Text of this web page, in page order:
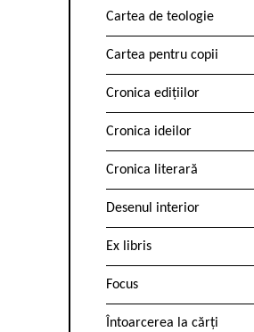
Cartea de teologie
Cartea pentru copii
Cronica edițiilor
Cronica ideilor
Cronica literară
Desenul interior
Ex libris
Focus
Întoarcerea la cărți